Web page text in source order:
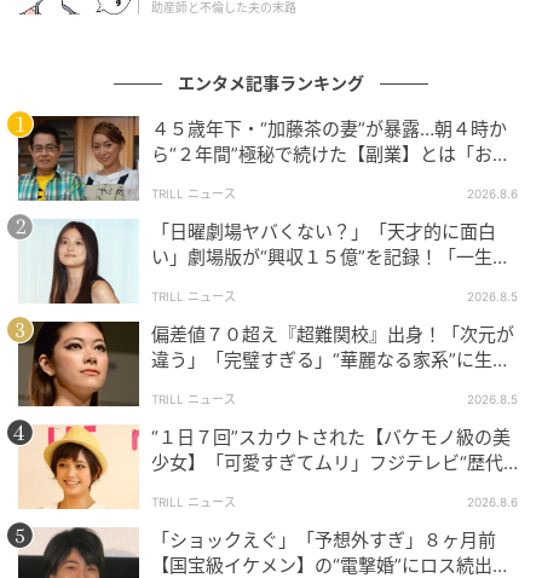
そして最後はカン・ロビン（イム・ソンジェ）。彼
は“投げた缶が壁を貫通するほどの力”を手に入れる
が、当の本人は目の前の壁に穴が開いてしまい、呆然
としている。
彼らが大騒動を繰り広げる中、町には頻発する失踪事
件を裏で操る悪の集団が現れる。怪しげな施設で人々
の熱狂をあおる謎の男や、暗闇で超能力を操る悪党た
ち。チェニをはじめとする町のクセ者4人は、平和のた
めに半ばなし崩し的に立ち向かうことになる。果たし
て、彼らと町の運命は!?
Netflixシリーズ『ワンダーフールズ』は、2026年5月
15日より世界独占配信。
元記事で読む
助産師と不倫した夫の末路
エンタメ記事ランキング
４５歳年下・“加藤茶の妻”が暴露…朝４時か
ら“２年間”極秘で続けた【副業】とは「お金
TRILL ニュース 2026.8.6
「日曜劇場ヤバくない？」「天才的に面白
い」劇場版が“興収１５億”を記録！「一生言
TRILL ニュース 2026.8.5
偏差値７０超え『超難関校』出身！「次元が
違う」「完璧すぎる」“華麗なる家系”に生ま
TRILL ニュース 2026.8.5
“１日７回”スカウトされた【バケモノ級の美
少女】「可愛すぎてムリ」フジテレビ“歴代N
TRILL ニュース 2026.8.6
「ショックえぐ」「予想外すぎ」８ヶ月前
【国宝級イケメン】の“電撃婚”にロス続出！